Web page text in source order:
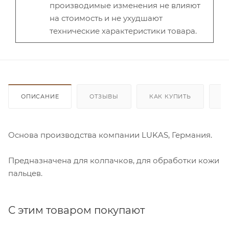
производимые изменения не влияют
на стоимость и не ухудшают
технические характеристики товара.
ОПИСАНИЕ ОТЗЫВЫ КАК КУПИТЬ
Основа производства компании LUKAS, Германия.
Предназначена для колпачков, для обработки кожи
пальцев.
С этим товаром покупают